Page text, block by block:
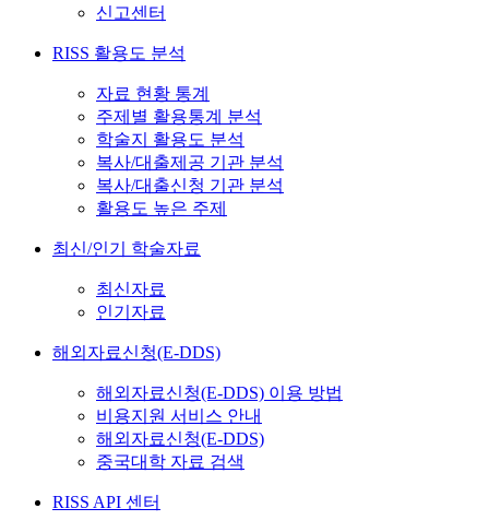
신고센터
RISS 활용도 분석
자료 현황 통계
주제별 활용통계 분석
학술지 활용도 분석
복사/대출제공 기관 분석
복사/대출신청 기관 분석
활용도 높은 주제
최신/인기 학술자료
최신자료
인기자료
해외자료신청(E-DDS)
해외자료신청(E-DDS) 이용 방법
비용지원 서비스 안내
해외자료신청(E-DDS)
중국대학 자료 검색
RISS API 센터